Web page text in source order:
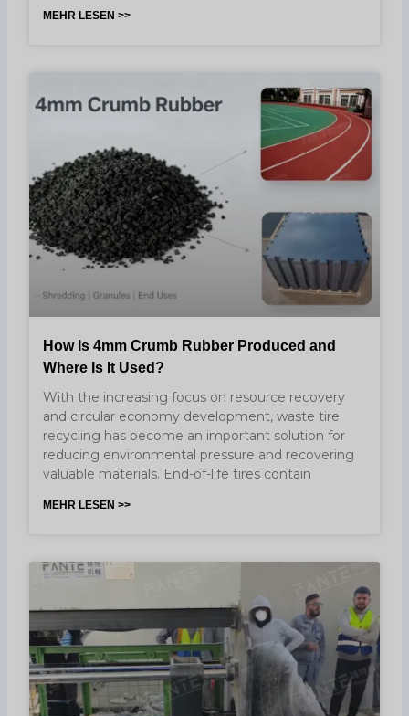
MEHR LESEN >>
How Is 4mm Crumb Rubber Produced and
Where Is It Used?
With the increasing focus on resource recovery
and circular economy development, waste tire
recycling has become an important solution for
reducing environmental pressure and recovering
valuable materials. End-of-life tires contain
MEHR LESEN >>